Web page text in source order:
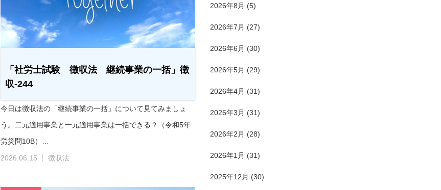
「社労士試験 徴収法 継続事業の一括」徴
収-244
今日は徴収法の「継続事業の一括」について見てみましょ
う。二元適用事業と一元適用事業は一括できる？（令和5年
労災問10B）…
2026.06.15 徴収法
2026年8月 (5)
2026年7月 (27)
2026年6月 (30)
2026年5月 (29)
2026年4月 (31)
2026年3月 (31)
2026年2月 (28)
2026年1月 (31)
2025年12月 (30)